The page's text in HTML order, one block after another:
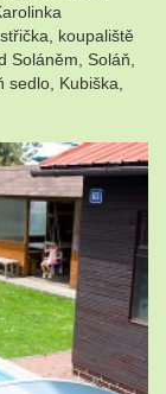
koupaliště
Soláněm, Soláň,
Kubiška,